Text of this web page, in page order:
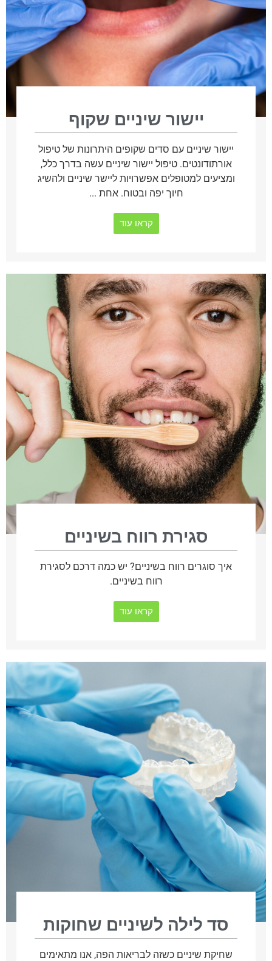
יישור שיניים שקוף
יישור שיניים עם סדים שקופים היתרונות של טיפול
אורתודונטים. טיפול יישור שיניים עשה בדרך כלל,
ומציעים למטופלים אפשרויות ליישר שיניים ולהשיג
חיוך יפה ובטוח. אחת ...
קראו עוד
סגירת רווח בשיניים
איך סוגרים רווח בשיניים? יש כמה דרכם לסגירת
רווח בשיניים.
קראו עוד
סד לילה לשיניים שחוקות
שחיקת שיניים כשזה לבריאות הפה, אנו מתאימים